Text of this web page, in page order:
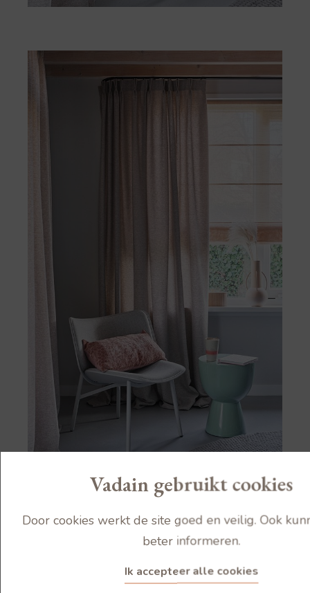
Vadain gebruikt cookies
Door cookies werkt de site goed en veilig. Ook
beter informeren.
Ik accepteer alle cookies